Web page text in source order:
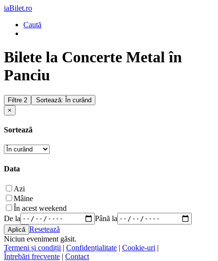
iaBilet.ro
Caută
Bilete la Concerte Metal în
Panciu
Filtre 2
Sortează: În curând
×
Sortează
Data
Azi
Mâine
În acest weekend
De la
Până la
Resetează
Niciun eveniment găsit.
Termeni și condiții | Confidențialitate | Cookie-uri |
Întrebări frecvente | Contact